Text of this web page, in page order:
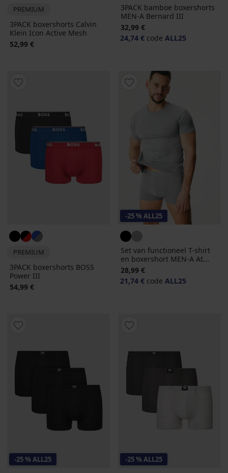
PREMIUM
3PACK boxershorts Calvin
Klein Icon Active Mesh
52,99 €
3PACK bamboe boxershorts
MEN-A Bernard III
32,99 €
24,74 € code ALL25
PREMIUM
3PACK boxershorts BOSS
Power III
54,99 €
-25 % ALL25
Set van functioneel T-shirt
en boxershort MEN-A At...
28,99 €
21,74 € code ALL25
-25 % ALL25 -25 % ALL25